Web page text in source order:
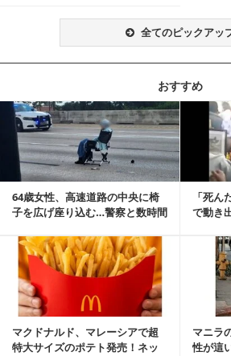
全てのピックアッ
おすすめ
64歳女性、高速道路の中央に椅
子を広げ座り込む…警察と数時間
「死ん
で動き
記事を読む
マクドナルド、マレーシアで超
特大サイズのポテト発売！ネッ
マニラ
性が這
記事を読む